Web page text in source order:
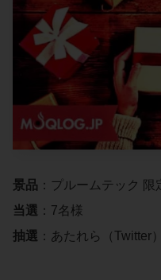
景品 ：プルームテック 限
当選 ：7名様
抽選 ：あたれら（Twitter）